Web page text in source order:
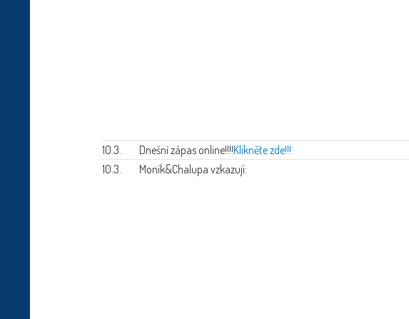
10.3. Dnešní zápas online!!!!Klikněte zde!!!
10.3.
Moník&Chalupa vzkazují: